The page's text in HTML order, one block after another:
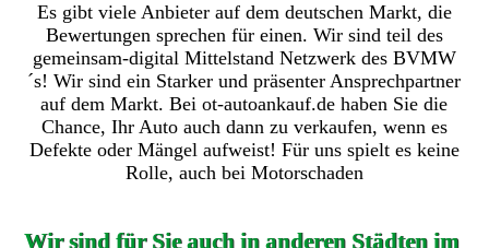
Es gibt viele Anbieter auf dem deutschen Markt, die
Bewertungen sprechen für einen. Wir sind teil des
gemeinsam-digital Mittelstand Netzwerk des BVMW
´s! Wir sind ein Starker und präsenter Ansprechpartner
auf dem Markt. Bei ot-autoankauf.de haben Sie die
Chance, Ihr Auto auch dann zu verkaufen, wenn es
Defekte oder Mängel aufweist! Für uns spielt es keine
Rolle, auch bei Motorschaden
Wir sind für Sie auch in anderen Städten im